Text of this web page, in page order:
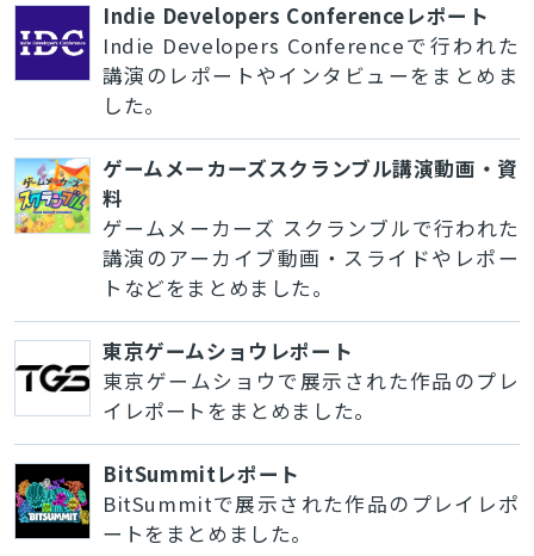
Indie Developers Conferenceレポート
Indie Developers Conferenceで行われた
講演のレポートやインタビューをまとめま
した。
ゲームメーカーズスクランブル講演動画・資
料
ゲームメーカーズ スクランブルで行われた
講演のアーカイブ動画・スライドやレポー
トなどをまとめました。
東京ゲームショウレポート
東京ゲームショウで展示された作品のプレ
イレポートをまとめました。
BitSummitレポート
BitSummitで展示された作品のプレイレポ
ートをまとめました。